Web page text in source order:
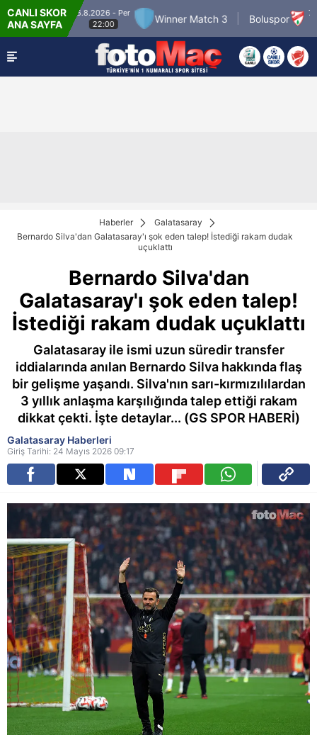
CANLI SKOR
ANA SAYFA
2
6.8.2026 - Per
22:00
Winner Match 3 Boluspor
7.8.2026 -
21:30
Haberler
Galatasaray
Bernardo Silva'dan Galatasaray'ı şok eden talep! İstediği rakam dudak
uçuklattı
Bernardo Silva'dan
Galatasaray'ı şok eden talep!
İstediği rakam dudak uçuklattı
Galatasaray ile ismi uzun süredir transfer
iddialarında anılan Bernardo Silva hakkında flaş
bir gelişme yaşandı. Silva'nın sarı-kırmızılılardan
3 yıllık anlaşma karşılığında talep ettiği rakam
dikkat çekti. İşte detaylar... (GS SPOR HABERİ)
Galatasaray Haberleri
Giriş Tarihi: 24 Mayıs 2026 09:17